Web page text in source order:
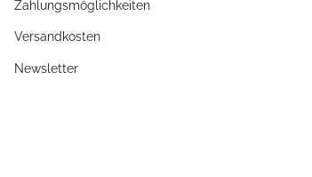
Zahlungsmöglichkeiten
Versandkosten
Newsletter